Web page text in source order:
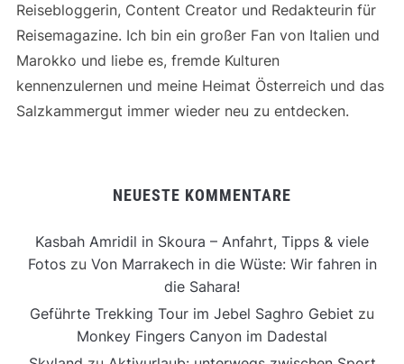
Reisebloggerin, Content Creator und Redakteurin für
Reisemagazine. Ich bin ein großer Fan von Italien und
Marokko und liebe es, fremde Kulturen
kennenzulernen und meine Heimat Österreich und das
Salzkammergut immer wieder neu zu entdecken.
NEUESTE KOMMENTARE
Kasbah Amridil in Skoura – Anfahrt, Tipps & viele
Fotoszu Von Marrakech in die Wüste: Wir fahren in
die Sahara!
Geführte Trekking Tour im Jebel Saghro Gebiet zu
Monkey Fingers Canyon im Dadestal